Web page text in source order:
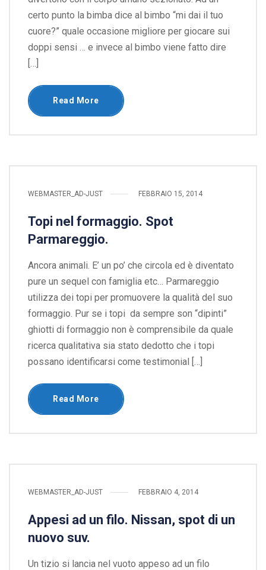
certo punto la bimba dice al bimbo “mi dai il tuo
cuore?” quale occasione migliore per giocare sui
doppi sensi … e invece al bimbo viene fatto dire
[…]
Read More
WEBMASTER_AD-JUST FEBBRAIO 15, 2014
Topi nel formaggio. Spot
Parmareggio.
Ancora animali. E’ un po’ che circola ed è diventato
pure un sequel con famiglia etc… Parmareggio
utilizza dei topi per promuovere la qualità del suo
formaggio. Pur se i topi da sempre son “dipinti”
ghiotti di formaggio non è comprensibile da quale
ricerca qualitativa sia stato dedotto che i topi
possano identificarsi come testimonial […]
Read More
WEBMASTER_AD-JUST FEBBRAIO 4, 2014
Appesi ad un filo. Nissan, spot di un
nuovo suv.
Un tizio si lancia nel vuoto appeso ad un filo